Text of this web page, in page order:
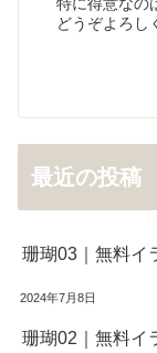
どうぞよろし
最近の投稿
珊瑚03｜無料イ
2024年7月8日
珊瑚02｜無料イ